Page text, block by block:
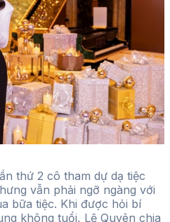
thứ 2 cô tham dự dạ tiệc
vẫn phải ngỡ ngàng với
bữa tiệc. Khi được hỏi bí
không tuổi, Lệ Quyên chia